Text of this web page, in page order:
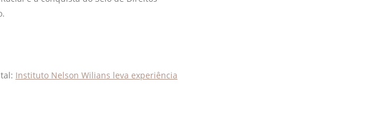
Instituto Nelson Wilians leva experiência